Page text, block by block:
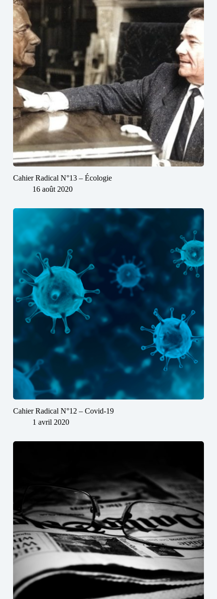
Cahier Radical N°13 – Écologie
16 août 2020
Cahier Radical N°12 – Covid-19
1 avril 2020